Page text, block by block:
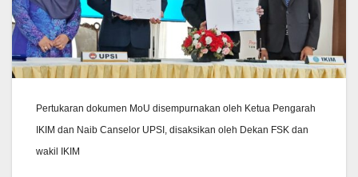
Pertukaran dokumen MoU disempurnakan oleh Ketua Pengarah
IKIM dan Naib Canselor UPSI, disaksikan oleh Dekan FSK dan
wakil IKIM